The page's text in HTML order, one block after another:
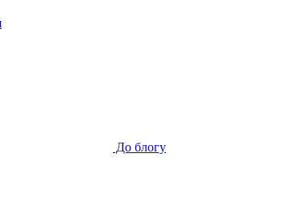
До блогу